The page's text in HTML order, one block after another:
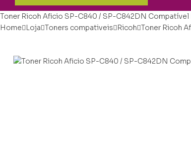
Toner Ricoh Aficio SP-C840 / SP-C842DN Compatível
Home
Loja Toners compativeis Ricoh Toner Ricoh